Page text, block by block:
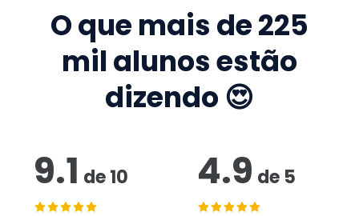
O que mais de225
mil alunos estão
dizendo 😍
9.1 de10 4.9 de 5